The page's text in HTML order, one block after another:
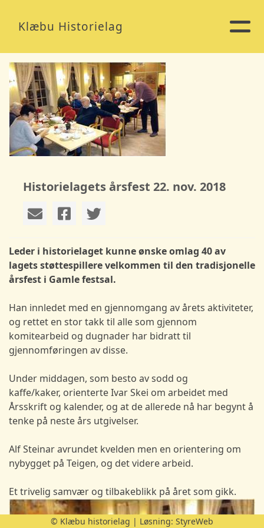
Klæbu Historielag
Historielagets årsfest 22. nov. 2018
Leder i historielaget kunne ønske omlag 40 av
lagets støttespillere velkommen til den tradisjonelle
årsfest i Gamle festsal.
Han innledet med en gjennomgang av årets aktiviteter,
og rettet en stor takk til alle som gjennom
komitearbeid og dugnader har bidratt til
gjennomføringen av disse.
Under middagen, som besto av sodd og
kaffe/kaker, orienterte Ivar Skei om arbeidet med
Årsskrift og kalender, og at de allerede nå har begynt å
tenke på neste års utgivelser.
Alf Steinar avrundet kvelden men en orientering om
nybygget på Teigen, og det videre arbeid.
Et trivelig samvær og tilbakeblikk på året som gikk.
© Klæbu historielag | Løsning: StyreWeb